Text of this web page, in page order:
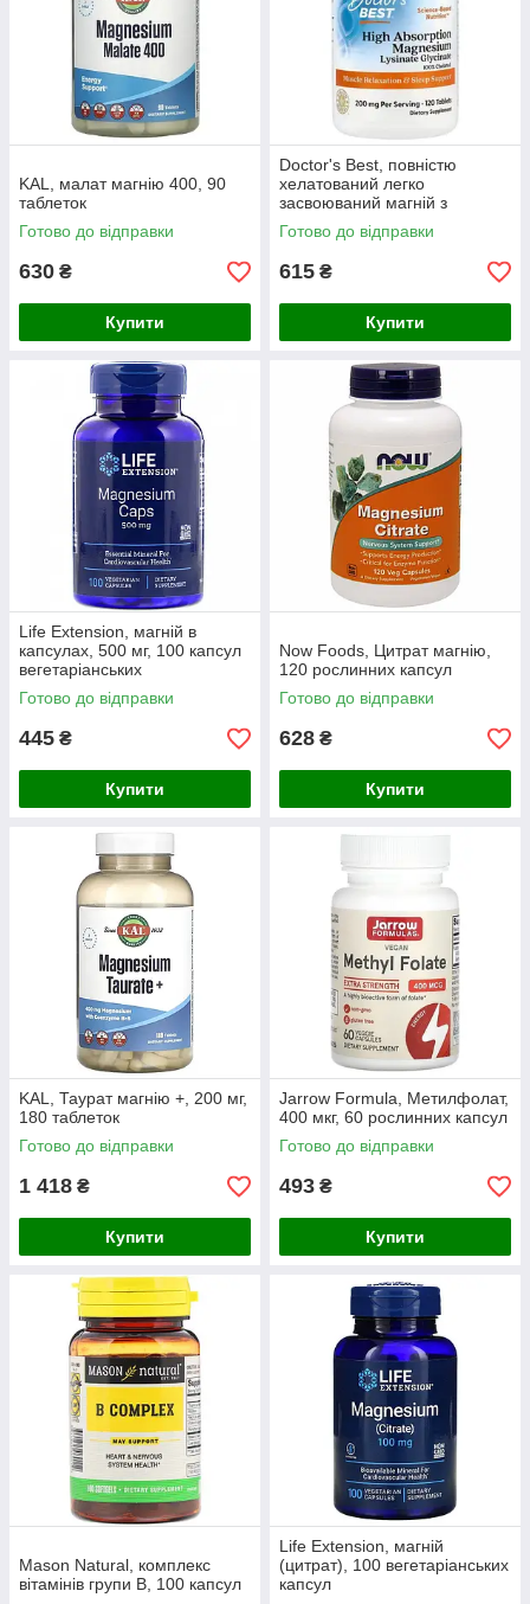
KAL, малат магнію 400, 90
таблеток
Готово до відправки
630 ₴
Купити
Doctor's Best, повністю
хелатований легко
засвоюваний магній з
мікроелементами Albion, 100
мг, 120 таблеток
Готово до відправки
615 ₴
Купити
Life Extension, магній в
капсулах, 500 мг, 100 капсул
вегетаріанських
Готово до відправки
445 ₴
Купити
Now Foods, Цитрат магнію,
120 рослинних капсул
Готово до відправки
628 ₴
Купити
KAL, Таурат магнію +, 200 мг,
180 таблеток
Готово до відправки
1 418 ₴
Купити
Jarrow Formula, Метилфолат,
400 мкг, 60 рослинних капсул
Готово до відправки
493 ₴
Купити
Mason Natural, комплекс
вітамінів групи В, 100 капсул
Life Extension, магній
(цитрат), 100 вегетаріанських
капсул